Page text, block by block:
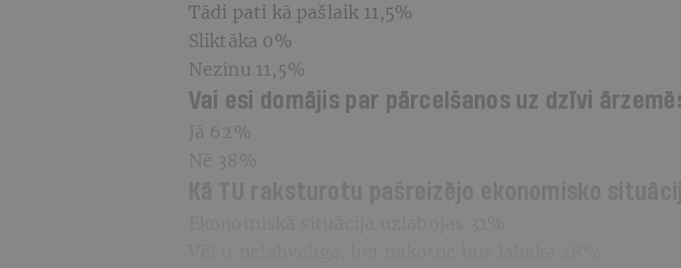
Tādi pati kā pašlaik 11,5%
Sliktāka 0%
Nezinu 11,5%
Vai esi domājis par pārcelšanos uz dzīvi
Jā 62%
Nē 38%